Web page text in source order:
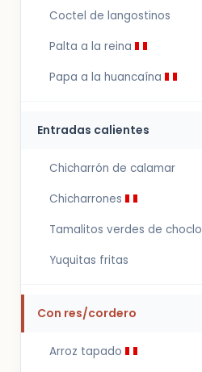
Coctel de langostinos
Palta a la reina
Papa a la huancaína
Entradas calientes
Chicharrón de calamar
Chicharrones
Tamalitos verdes de choclo
Yuquitas fritas
Con res/cordero
Arroz tapado